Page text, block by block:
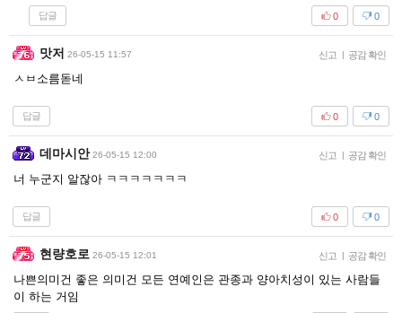
답글 0
0
맛저 26-05-15 11:57 신고 | 공감 확인
ㅅㅂ소름돋네
답글 0
0
데마시안 26-05-15 12:00 신고 | 공감 확인
너 누군지 알잖아 ㅋㅋㅋㅋㅋㅋㅋ
답글 0
0
현량호로 26-05-15 12:01 신고 | 공감 확인
나쁜의미건 좋은 의미건 모든 연예인은 관종과 양아치성이 있는 사람들
이 하는 거임